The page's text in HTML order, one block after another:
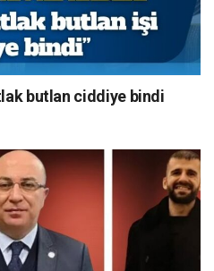
butlan ciddiye bindi